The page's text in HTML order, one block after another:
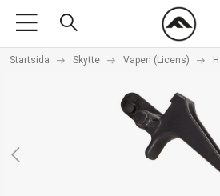
Startsida Skytte Vapen (Licens)